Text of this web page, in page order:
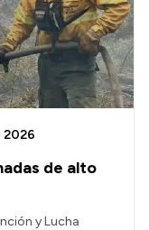
de alto
2026
y Lucha